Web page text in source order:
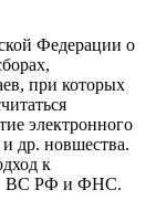
Федерации о
при которых
электронного
др. новшества.
к
ВС РФ и ФНС.